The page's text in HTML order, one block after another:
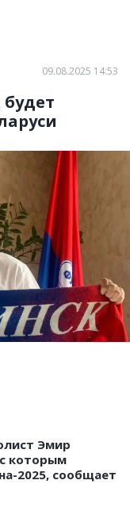
09.08.2025 14:53
Эмир
которым
2025, сообщает